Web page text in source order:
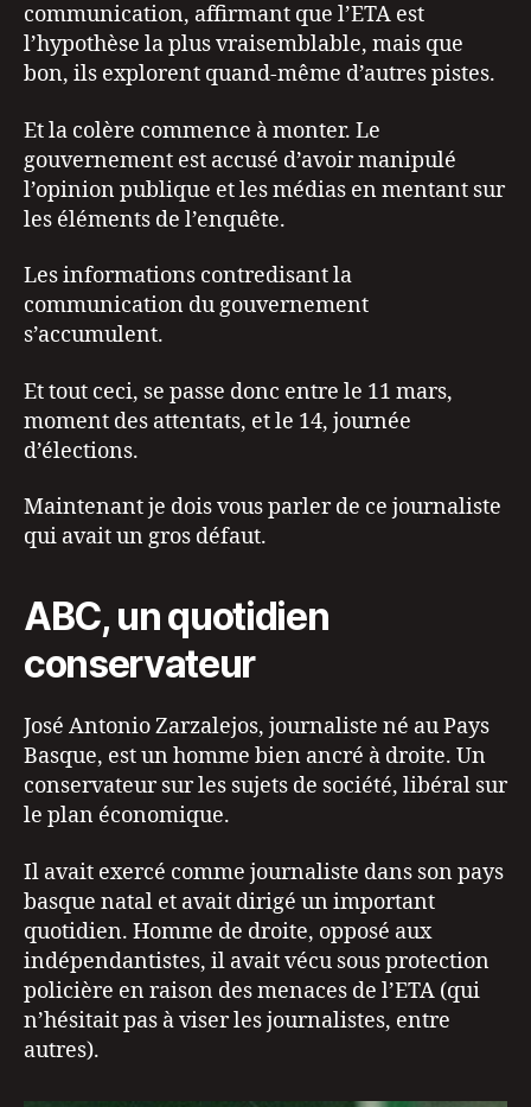
communication, affirmant que l’ETA est
l’hypothèse la plus vraisemblable, mais que
bon, ils explorent quand-même d’autres pistes.
Et la colère commence à monter. Le
gouvernement est accusé d’avoir manipulé
l’opinion publique et les médias en mentant sur
les éléments de l’enquête.
Les informations contredisant la
communication du gouvernement
s’accumulent.
Et tout ceci, se passe donc entre le 11 mars,
moment des attentats, et le 14, journée
d’élections.
Maintenant je dois vous parler de ce journaliste
qui avait un gros défaut.
ABC, un quotidien
conservateur
José Antonio Zarzalejos, journaliste né au Pays
Basque, est un homme bien ancré à droite. Un
conservateur sur les sujets de société, libéral sur
le plan économique.
Il avait exercé comme journaliste dans son pays
basque natal et avait dirigé un important
quotidien. Homme de droite, opposé aux
indépendantistes, il avait vécu sous protection
policière en raison des menaces de l’ETA (qui
n’hésitait pas à viser les journalistes, entre
autres).